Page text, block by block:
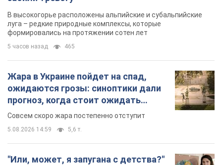
В высокогорье расположены альпийские и субальпийские
луга – редкие природные комплексы, которые
формировались на протяжении сотен лет
5 часов назад 465
Жара в Украине пойдет на спад,
ожидаются грозы: синоптики дали
прогноз, когда стоит ожидать
изменения погоды
Совсем скоро жара постепенно отступит
5.08.2026 14:59 5,6 т.
"Или, может, я запугана с детства?"